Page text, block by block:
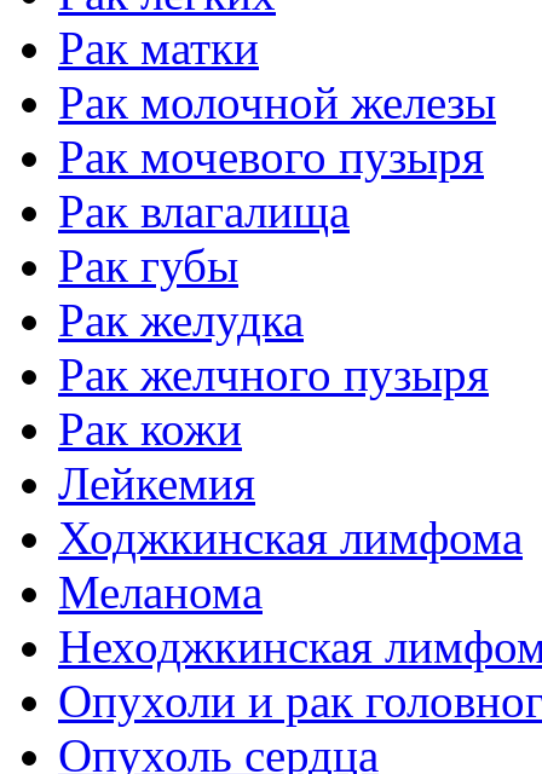
Рак матки
Рак молочной железы
Рак мочевого пузыря
Рак влагалища
Рак губы
Рак желудка
Рак желчного пузыря
Рак кожи
Лейкемия
Ходжкинская лимфома
Меланома
Неходжкинская
Опухоли и рак
Опухоль сердца